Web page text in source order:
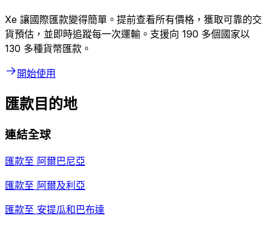
Xe 讓國際匯款變得簡單。提前查看所有價格，獲取可靠的交
貨預估，並即時追蹤每一次運輸。支援向 190 多個國家以
130 多種貨幣匯款。
開始使用
匯款目的地
連結全球
匯款至 阿爾巴尼亞
匯款至 阿爾及利亞
匯款至 安提瓜和巴布達